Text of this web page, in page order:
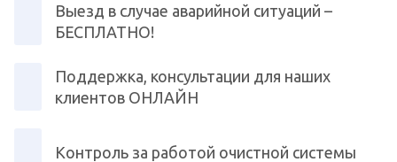
Выезд в случае аварийной ситуаций –
БЕСПЛАТНО!
Поддержка, консультации для наших
клиентов ОНЛАЙН
Контроль за работой очистной системы